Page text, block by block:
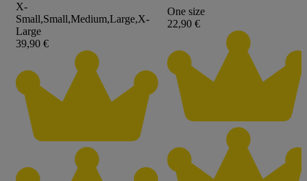
X-
Small,Small,Medium,Large,X-
Large
39,90 €
One size
22,90 €